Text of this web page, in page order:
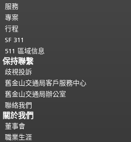
服務
專案
行程
SF 311
511 區域信息
保持聯繫
歧視投訴
舊金山交通局客戶服務中心
舊金山交通局辦公室
聯絡我們
關於我們
董事會
職業生涯